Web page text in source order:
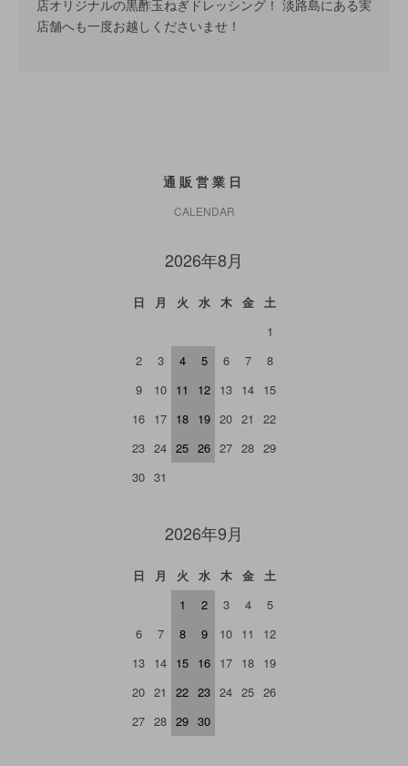
店オリジナルの黒酢玉ねぎドレッシング！ 淡路島にある実
店舗へも一度お越しくださいませ！
通販営業日
CALENDAR
2026年8月
日 月 火 水 木 金
土
1
2
3 4 5 6 7
8
9
10 11 12 13 14 15
16 17 18 19 20 21
22
23 24 25 26 27 28 29
30 31
2026年9月
日 月 火 水 木 金
土
1
2 3 4
5
6
7 8 9 10 11
12
13 14 15 16 17 18 19
20 21 22 23 24 25 26
27 28 29 30